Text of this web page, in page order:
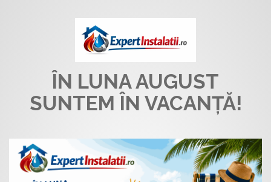
ÎN LUNA AUGUST
SUNTEM ÎN VACANȚĂ!